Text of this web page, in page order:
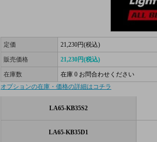
定価 21,230円(税込)
販売価格 21,230円(税込)
在庫数
在庫 0 お問合わせください
オプションの在庫・価格の詳細はコチラ
LA65-KB35S2
LA65-KB35D1